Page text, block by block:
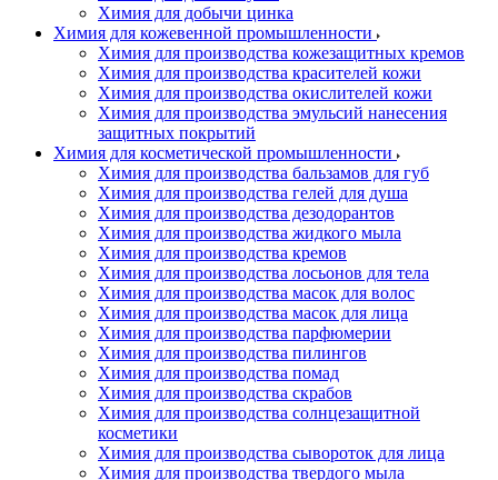
Химия для добычи цинка
Химия для кожевенной промышленности
Химия для производства кожезащитных кремов
Химия для производства красителей кожи
Химия для производства окислителей кожи
Химия для производства эмульсий нанесения
защитных покрытий
Химия для косметической промышленности
Химия для производства бальзамов для губ
Химия для производства гелей для душа
Химия для производства дезодорантов
Химия для производства жидкого мыла
Химия для производства кремов
Химия для производства лосьонов для тела
Химия для производства масок для волос
Химия для производства масок для лица
Химия для производства парфюмерии
Химия для производства пилингов
Химия для производства помад
Химия для производства скрабов
Химия для производства солнцезащитной
косметики
Химия для производства сывороток для лица
Химия для производства твердого мыла